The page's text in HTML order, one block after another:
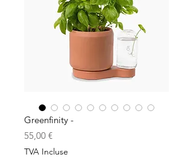
Greenfinity -
55,00 €Prix
TVA Incluse